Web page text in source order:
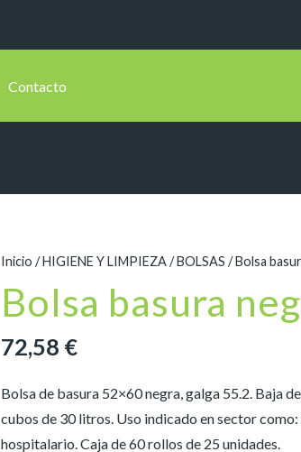
Contacto
Inicio /HIGIENE Y LIMPIEZA/BOLSAS / Bolsa
Bolsa basura
72,58 €
Bolsa de basura 52×60 negra, galga 55.2. Baja
cubos de 30 litros. Uso indicado en sector
hospitalario. Caja de 60 rollos de 25 unidades.